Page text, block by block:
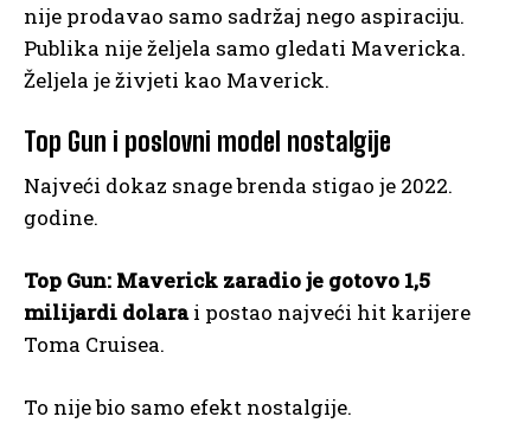
nije prodavao samo sadržaj nego aspiraciju.
Publika nije željela samo gledati Mavericka.
Željela je živjeti kao Maverick.
Top Gun i poslovni model nostalgije
Najveći dokaz snage brenda stigao je 2022.
godine.
Top Gun: Maverick zaradio je gotovo 1,5
milijardi dolarai postao najveći hit karijere
Toma Cruisea.
To nije bio samo efekt nostalgije.